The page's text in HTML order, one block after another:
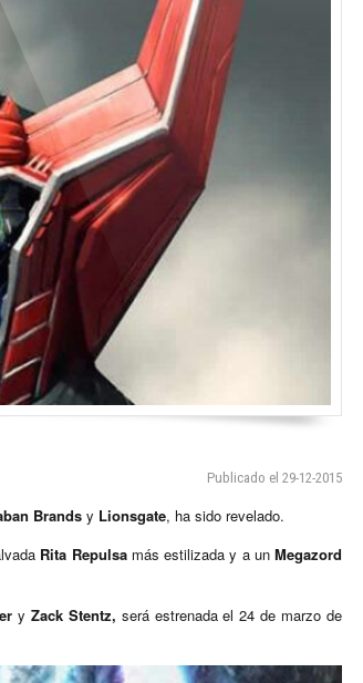
Publicado el 29-12-2015
Brands y Lionsgate, ha sido revelado.
Rita Repulsamás estilizada y a un Megazord
y Zack Stentz, será estrenada el 24 de marzo de